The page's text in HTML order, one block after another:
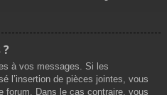
à vos messages. Si les
l’insertion de pièces jointes, vous
forum. Dans le cas contraire, vous